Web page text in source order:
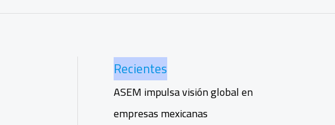
Recientes
ASEM impulsa visión global en
empresas mexicanas